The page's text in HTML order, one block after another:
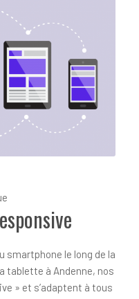
smartphone le long de la
tablette à Andenne, nos
» et s’adaptent à tous